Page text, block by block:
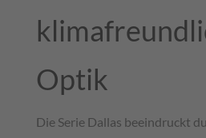
Optik
Die Serie Dallas beeindruckt